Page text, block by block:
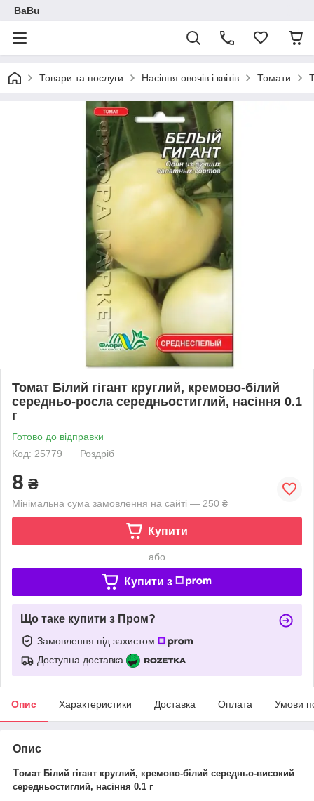
BaBu
Товари та послуги Насіння овочів і квітів Томати
Томат Білий гігант круглий, кремово-білий
середньо-росла середньостиглий, насіння 0.1
г
Готово до відправки
Код: 25779
Роздріб
8 ₴
Мінімальна сума замовлення на сайті — 250 ₴
Купити
або
Купити з
Що таке купити з Пром?
Замовлення під захистом
Доступна доставка
Опис Характеристики Доставка Оплата Умови
Опис
Томат Білий гігант круглий, кремово-білий середньо-високий
середньостиглий, насіння 0.1 г